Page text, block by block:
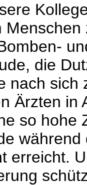
die
nach sich
Ärzten in
so hohe
erreicht.